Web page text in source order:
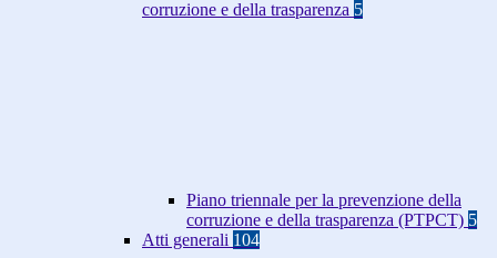
corruzione e della trasparenza 5
Piano triennale per la prevenzione della
corruzione e della trasparenza (PTPCT) 5
Atti generali 104